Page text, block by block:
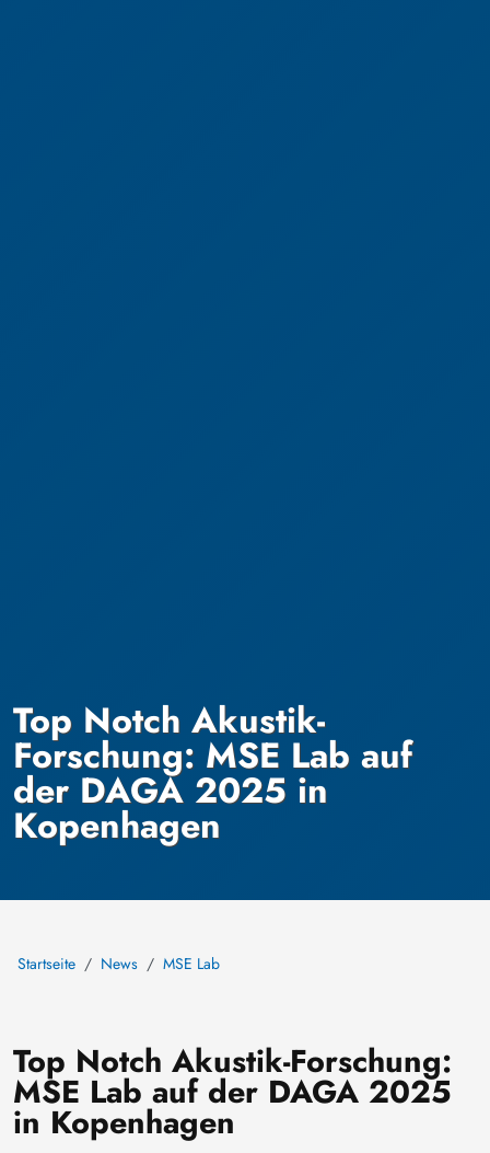
Top Notch Akustik-
Forschung: MSE Lab auf
der DAGA 2025 in
Kopenhagen
Startseite News MSE Lab
Top Notch Akustik-Forschung:
MSE Lab auf der DAGA 2025
in Kopenhagen